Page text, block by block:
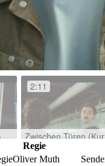
Regie
Oliver Muth